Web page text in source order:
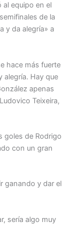
al equipo en el
de la
y da alegría» a
hace más fuerte
Hay que
apenas
Teixeira,
goles de Rodrigo
con un gran
ganando y dar el
sería algo muy